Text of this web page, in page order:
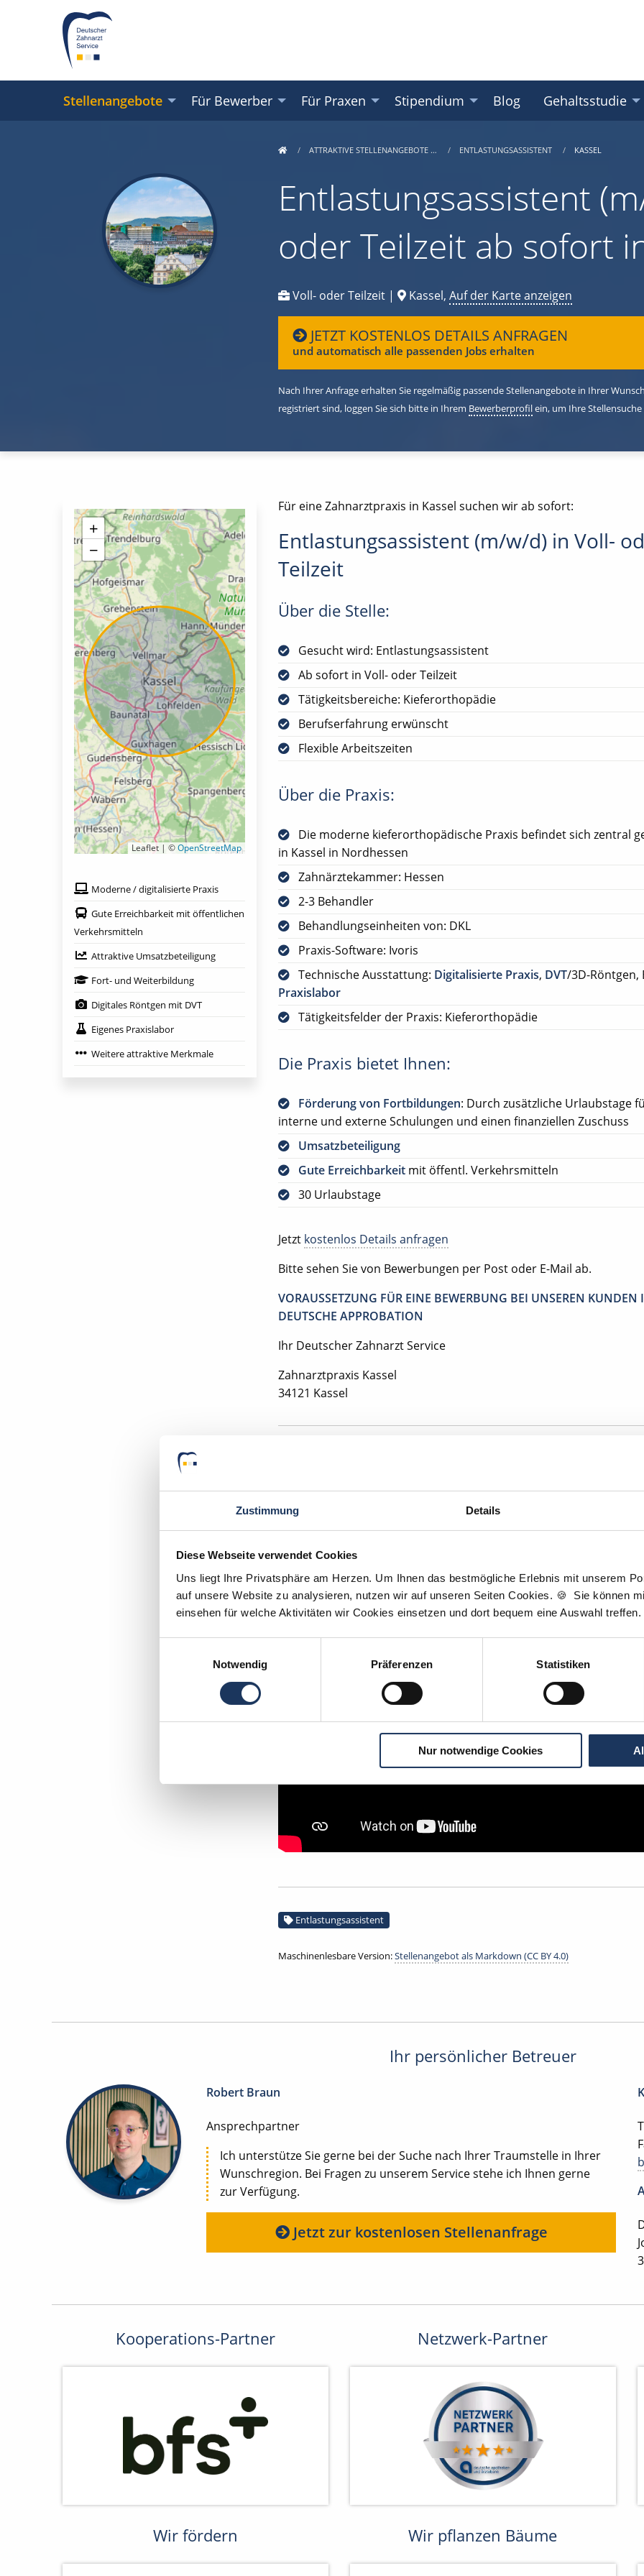
Zustimmung Details
Diese Webseite verwendet Cookies
Uns liegt Ihre Privatsphäre am Herzen. Um Ihnen das bestmögliche Erlebnis mit unserem
auf unsere Website zu analysieren, nutzen wir auf unseren Seiten Cookies. 🍪 Sie können
einsehen für welche Aktivitäten wir Cookies einsetzen und dort bequem eine Auswahl treffen.
Notwendig
Präferenzen Statistiken
Nur notwendige Cookies
Stellenangebote Für Bewerber Für Praxen Stipendium Blog Gehaltsstudie
ATTRAKTIVE STELLENANGEBOTE … ENTLASTUNGSASSISTENT KASSEL
Entlastungsassistent
oder Teilzeit ab sofort
Voll- oder Teilzeit | Kassel, Auf der Karte anzeigen
JETZT KOSTENLOS DETAILS ANFRAGEN
und automatisch alle passenden Jobs erhalten
Nach Ihrer Anfrage erhalten Sie regelmäßig passende Stellenangebote in Ihrer
registriert sind, loggen Sie sich bitte in Ihrem Bewerberprofilein, um Ihre
Für eine Zahnarztpraxis in Kassel suchen wir ab sofort:
Entlastungsassistent (m/w/d) in Voll-
Teilzeit
Über die Stelle:
Gesucht wird: Entlastungsassistent
Ab sofort in Voll- oder Teilzeit
Tätigkeitsbereiche: Kieferorthopädie
Berufserfahrung erwünscht
Flexible Arbeitszeiten
Über die Praxis:
Die moderne kieferorthopädische Praxis befindet sich zentral
in Kassel in Nordhessen
Zahnärztekammer: Hessen
2-3 Behandler
Behandlungseinheiten von: DKL
Praxis-Software: Ivoris
Technische Ausstattung: Digitalisierte Praxis, DVT/3D-Röntgen,
Praxislabor
Tätigkeitsfelder der Praxis: Kieferorthopädie
Die Praxis bietet Ihnen:
Förderung von Fortbildungen: Durch zusätzliche Urlaubstage
interne und externe Schulungen und einen finanziellen Zuschuss
Umsatzbeteiligung
Gute Erreichbarkeit mit öffentl. Verkehrsmitteln
30 Urlaubstage
Jetzt kostenlos Details anfragen
Bitte sehen Sie von Bewerbungen per Post oder E-Mail ab.
VORAUSSETZUNG FÜR EINE BEWERBUNG BEI UNSEREN KUNDEN
DEUTSCHE APPROBATION
Ihr Deutscher Zahnarzt Service
Zahnarztpraxis Kassel
34121 Kassel
Momentan interessieren sich 7 BesucherfürStellenangebote als
In wenigen Schritten zu Ihrer Traumstelle - so
Entlastungsassistent
Maschinenlesbare Version:Stellenangebot als Markdown (CC BY 4.0)
+
−
Leaflet | ©OpenStreetMap
Moderne / digitalisierte Praxis
Gute Erreichbarkeit mit öffentlichen
Verkehrsmitteln
Attraktive Umsatzbeteiligung
Fort- und Weiterbildung
Digitales Röntgen mit DVT
Eigenes Praxislabor
Weitere attraktive Merkmale
Ihr persönlicher Betreuer
Robert Braun
Ansprechpartner
Ich unterstütze Sie gerne bei der Suche nach Ihrer Traumstelle in Ihrer
Wunschregion. Bei Fragen zu unserem Service stehe ich Ihnen gerne
zur Verfügung.
Jetzt zur kostenlosen Stellenanfrage
Kooperations-Partner Netzwerk-Partner
Wir fördern Wir pflanzen Bäume